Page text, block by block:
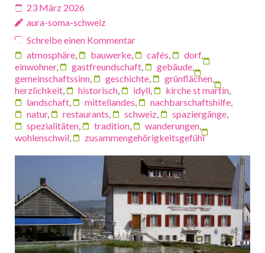
23 März 2026
aura-soma-schweiz
Schreibe einen Kommentar
atmosphäre, bauwerke, cafés, dorf,
einwohner, gastfreundschaft, gebäude,
gemeinschaftssinn, geschichte, grünflächen,
herzlichkeit, historisch, idyll, kirche st martin,
landschaft, mittellandes, nachbarschaftshilfe,
natur, restaurants, schweiz, spaziergänge,
spezialitäten, tradition, wanderungen,
wohlenschwil, zusammengehörigkeitsgefühl